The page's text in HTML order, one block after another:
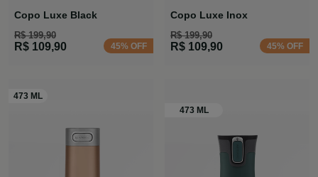
Copo Luxe Black
R$ 199,90
R$ 109,90 45% OFF
Copo Luxe Inox
R$ 199,90
R$ 109,90 45% OFF